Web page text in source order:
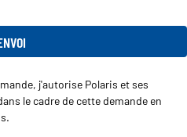
j'autorise Polaris et ses
le cadre de cette demande en